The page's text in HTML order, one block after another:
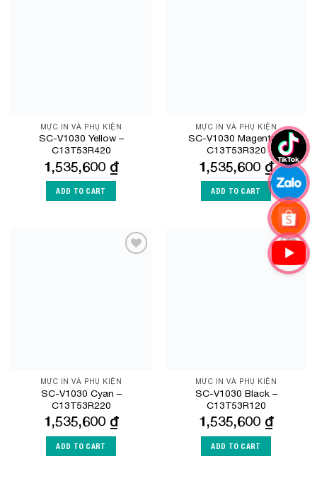
MỰC IN VÀ PHỤ KIỆN
SC-V1030 Yellow –
C13T53R420
1,535,600 ₫
ADD TO CART
MỰC IN VÀ PHỤ KIỆN
SC-V1030 Magenta –
C13T53R320
1,535,600 ₫
ADD TO CART
MỰC IN VÀ PHỤ KIỆN
SC-V1030 Cyan –
C13T53R220
1,535,600 ₫
ADD TO CART
Add to
Wishlist
MỰC IN VÀ PHỤ KIỆN
SC-V1030 Black –
C13T53R120
1,535,600 ₫
ADD TO CART